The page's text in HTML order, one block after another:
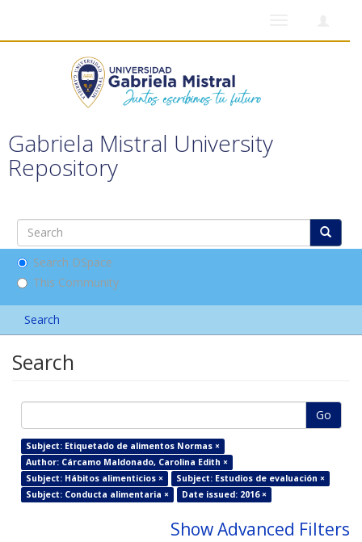
Gabriela Mistral University
Repository
Search DSpace
This Community
Search
Search
Go
Subject: Etiquetado de alimentos Normas ×
Author: Cárcamo Maldonado, Carolina Edith ×
Subject: Hábitos alimenticios ×
Subject: Estudios de evaluación ×
Subject: Conducta alimentaria ×
Date issued: 2016 ×
Show Advanced Filters